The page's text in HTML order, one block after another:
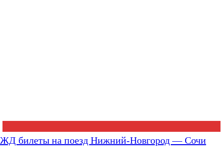
ЖД билеты на поезд Нижний-Новгород — Сочи